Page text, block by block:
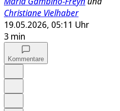
Christiane Vielhaber
19.05.2026, 05:11 Uhr
3 min
Kommentare